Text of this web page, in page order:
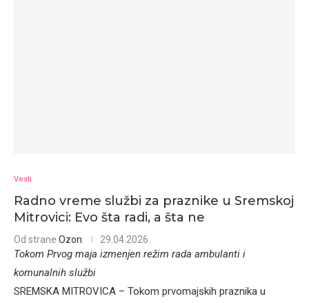
Vesti
Radno vreme službi za praznike u Sremskoj
Mitrovici: Evo šta radi, a šta ne
Od strane Ozon 29.04.2026.
Tokom Prvog maja izmenjen režim rada ambulanti i
komunalnih službi
SREMSKA MITROVICA – Tokom prvomajskih praznika u